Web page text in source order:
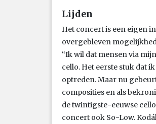
Lijden
Het concert is een eigen
overgebleven
“Ik wil dat mensen via
cello. Het eerste stuk dat
optreden. Maar nu
composities en als
de twintigste-eeuwse
concert ook So-Low.